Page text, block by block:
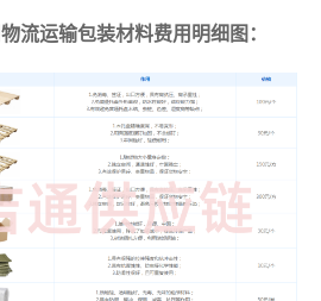
流运输包装材料费用明细图：